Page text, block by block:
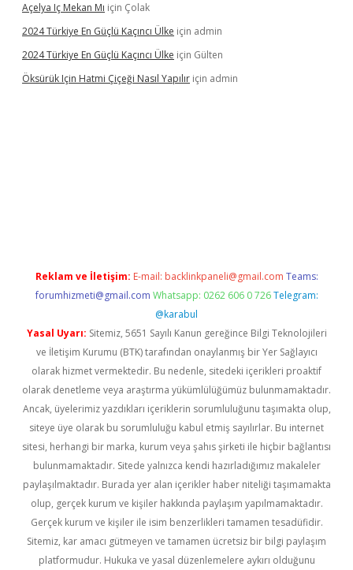
Açelya Iç Mekan Mı için Çolak
2024 Türkiye En Güçlü Kaçıncı Ülke için admin
2024 Türkiye En Güçlü Kaçıncı Ülke için Gülten
Öksürük Için Hatmi Çiçeği Nasıl Yapılır için admin
Reklam ve İletişim: E-mail: backlinkpaneli@gmail.com Teams:
forumhizmeti@gmail.com Whatsapp: 0262 606 0 726 Telegram:
@karabul
Yasal Uyarı: Sitemiz, 5651 Sayılı Kanun gereğince Bilgi Teknolojileri
ve İletişim Kurumu (BTK) tarafından onaylanmış bir Yer Sağlayıcı
olarak hizmet vermektedir. Bu nedenle, sitedeki içerikleri proaktif
olarak denetleme veya araştırma yükümlülüğümüz bulunmamaktadır.
Ancak, üyelerimiz yazdıkları içeriklerin sorumluluğunu taşımakta olup,
siteye üye olarak bu sorumluluğu kabul etmiş sayılırlar. Bu internet
sitesi, herhangi bir marka, kurum veya şahıs şirketi ile hiçbir bağlantısı
bulunmamaktadır. Sitede yalnızca kendi hazırladığımız makaleler
paylaşılmaktadır. Burada yer alan içerikler haber niteliği taşımamakta
olup, gerçek kurum ve kişiler hakkında paylaşım yapılmamaktadır.
Gerçek kurum ve kişiler ile isim benzerlikleri tamamen tesadüfidir.
Sitemiz, kar amacı gütmeyen ve tamamen ücretsiz bir bilgi paylaşım
platformudur. Hukuka ve yasal düzenlemelere aykırı olduğunu